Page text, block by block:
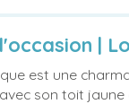
|
est une
son toit